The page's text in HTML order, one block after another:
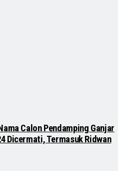
Calon Pendamping Ganjar
Dicermati, Termasuk Ridwan